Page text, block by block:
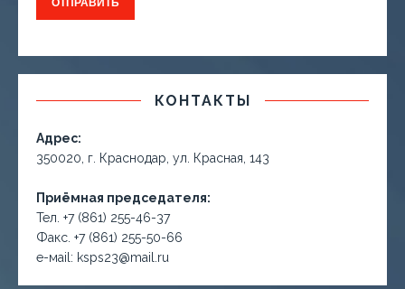
КОНТАКТЫ
Адрес:
350020, г. Краснодар, ул. Красная, 143
Приёмная председателя:
Тел. +7 (861) 255-46-37
Факс. +7 (861) 255-50-66
е-маil: ksps23@mail.ru